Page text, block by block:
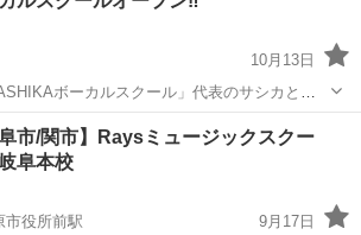
10月13日
、現役のシンガー兼ミュー
カル レッスン
阜市/関市】Raysミュージックスクー
阜本校
市役所前駅
9月17日